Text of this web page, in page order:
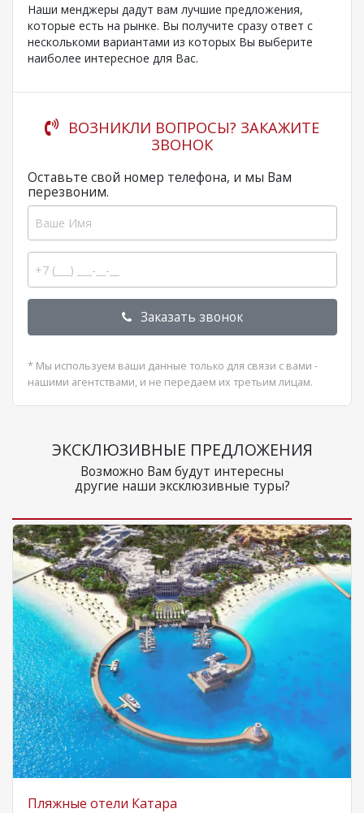
Наши менджеры дадут вам лучшие предложения,
которые есть на рынке. Вы получите сразу ответ с
несколькоми вариантами из которых Вы выберите
наиболее интересное для Вас.
ВОЗНИКЛИ ВОПРОСЫ? ЗАКАЖИТЕ
ЗВОНОК
Оставьте свой номер телефона, и мы Вам
перезвоним.
Заказать звонок
* Мы используем ваши данные только для связи с вами -
нашими агентствами, и не передаем их третьим лицам.
ЭКСКЛЮЗИВНЫЕ ПРЕДЛОЖЕНИЯ
Возможно Вам будут интересны
другие наши эксклюзивные туры?
Пляжные отели Катара